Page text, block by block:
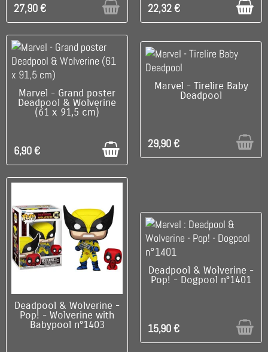
27,90 € 22,32 €
DISPONIBLE
Marvel - Grand poster
Deadpool & Wolverine
(61 x 91,5 cm)
6,90 €
RUPTURE DE STOCK
Marvel - Tirelire Baby
Deadpool
29,90 €
DISPONIBLE
Deadpool & Wolverine -
Pop! - Wolverine with
Babypool n°1403
RUPTURE DE STOCK
Deadpool & Wolverine -
Pop! - Dogpool n°1401
15,90 €